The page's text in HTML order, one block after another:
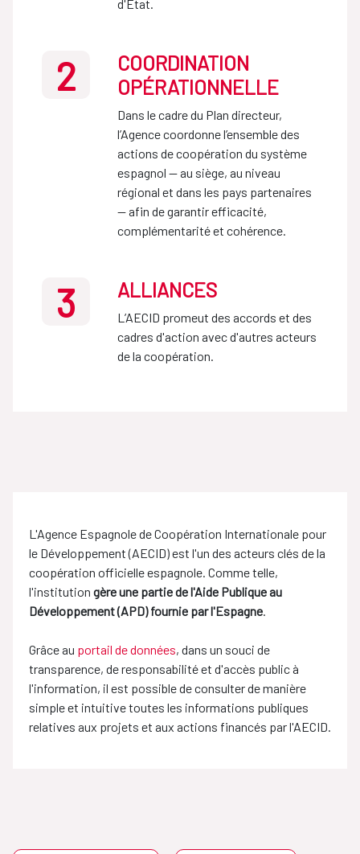
d'État.
2
COORDINATION
OPÉRATIONNELLE
Dans le cadre du Plan directeur,
l’Agence coordonne l’ensemble des
actions de coopération du système
espagnol — au siège, au niveau
régional et dans les pays partenaires
— afin de garantir efficacité,
complémentarité et cohérence.
3 ALLIANCES
L’AECID promeut des accords et des
cadres d'action avec d'autres acteurs
de la coopération.
L'Agence Espagnole de Coopération Internationale pour
le Développement (AECID) est l'un des acteurs clés de la
coopération officielle espagnole. Comme telle,
l'institution gère une partie de l'Aide Publique au
Développement (APD) fournie par l'Espagne.
Grâce au portail de données, dans un souci de
transparence, de responsabilité et d'accès public à
l'information, il est possible de consulter de manière
simple et intuitive toutes les informations publiques
relatives aux projets et aux actions financés par l'AECID.